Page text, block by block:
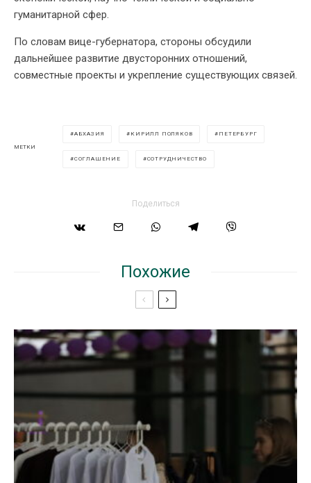
гуманитарной сфер.
По словам вице-губернатора, стороны обсудили
дальнейшее развитие двусторонних отношений,
совместные проекты и укрепление существующих связей.
МЕТКИ
АБХАЗИЯ КИРИЛЛ ПОЛЯКОВ ПЕТЕРБУРГ
СОГЛАШЕНИЕ СОТРУДНИЧЕСТВО
Поделиться
Похожие